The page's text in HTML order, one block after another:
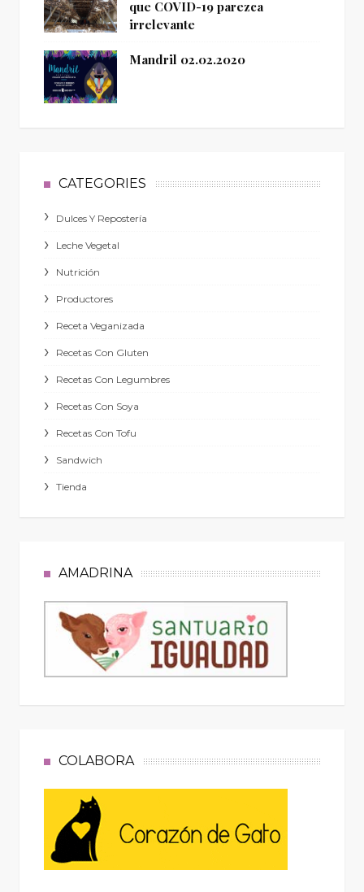
que COVID-19 parezca
irrelevante
Mandril 02.02.2020
CATEGORIES
Dulces Y Repostería
Leche Vegetal
Nutrición
Productores
Receta Veganizada
Recetas Con Gluten
Recetas Con Legumbres
Recetas Con Soya
Recetas Con Tofu
Sandwich
Tienda
AMADRINA
COLABORA